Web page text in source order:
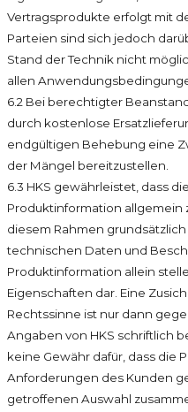
Vertragsprodukte erfolgt mit
Parteien sind sich jedoch
Stand der Technik nicht
allen
6.2 Bei berechtigter
durch kostenlose
endgültigen Behebung eine
der Mängel bereitzustellen.
6.3 HKS gewährleistet, dass
Produktinformation
diesem Rahmen
technischen Daten und
Produktinformation allein
Eigenschaften dar. Eine
Rechtssinne ist nur dann
Angaben von HKS schriftlich
keine Gewähr dafür, dass die
Anforderungen des Kunden
getroffenen Auswahl